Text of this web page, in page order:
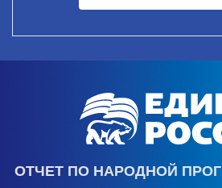
ОТЧЕТ ПО НАРОДНОЙ